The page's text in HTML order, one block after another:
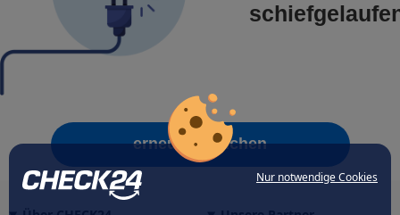
Nur notwendige Cookies
erneut versuchen